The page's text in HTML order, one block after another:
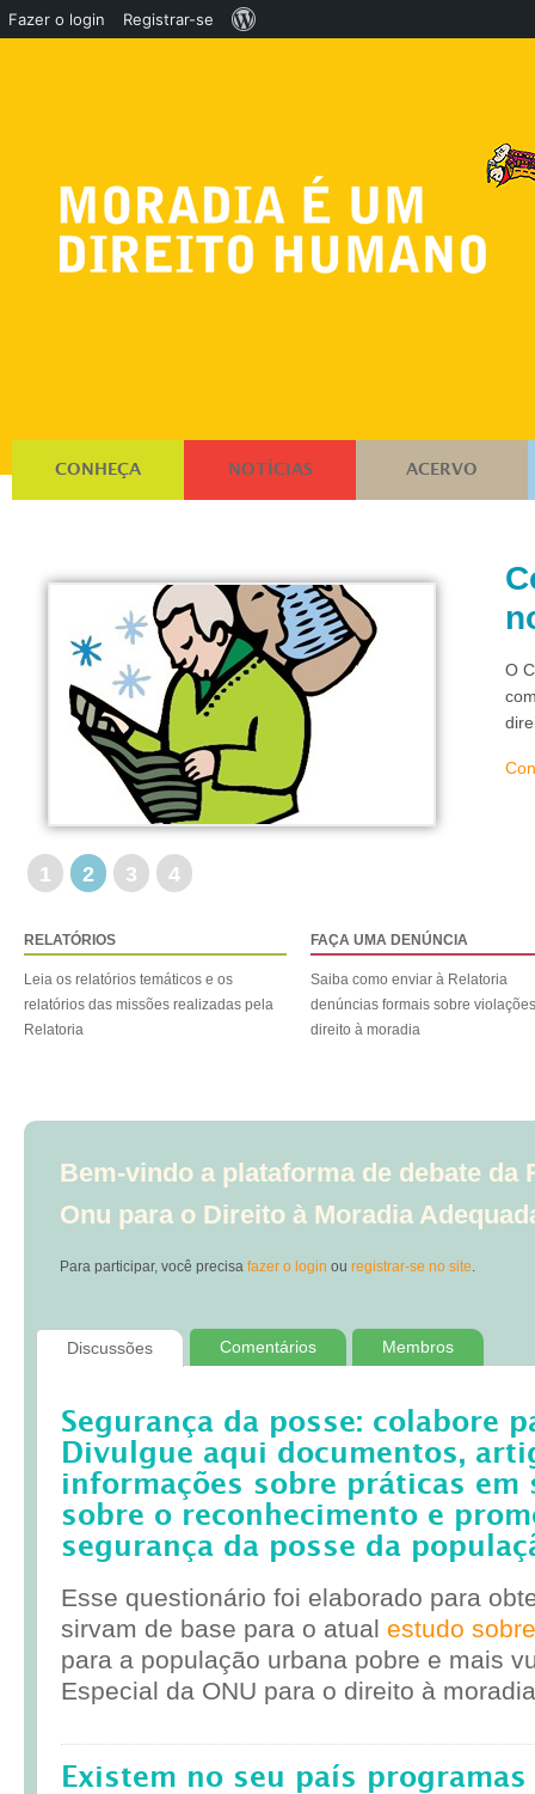
CONHEÇA NOTÍCIAS ACERVO
O
1 2 3 4
RELATÓRIOS
Leia os relatórios temáticos e os
relatórios das missões realizadas pela
Relatoria
FAÇA UMA DENÚNCIA
Saiba como enviar à Relatoria
denúncias formais sobre
direito à moradia
Bem-vindo a plataforma de debate da
Onu para o Direito à Moradia
Para participar, você precisa fazer o login ou registrar-se no site.
Discussões Comentários Membros
Segurança da posse: colabore
Divulgue aqui documentos,
informações sobre práticas em
sobre o reconhecimento e
segurança da posse da
Esse questionário foi elaborado para
sirvam de base para o atual estudo
para a população urbana pobre e mais
Especial da ONU para o direito à
Existem no seu país
Fazer o login Registrar-se